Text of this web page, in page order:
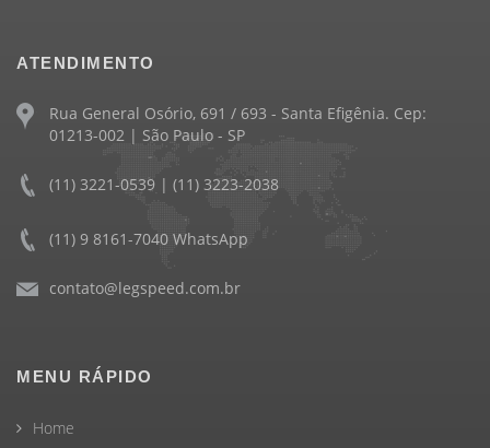
ATENDIMENTO
Rua General Osório, 691 / 693 - Santa Efigênia. Cep:
01213-002 | São Paulo - SP
(11) 3221-0539 | (11) 3223-2038
(11) 9 8161-7040 WhatsApp
contato@legspeed.com.br
MENU RÁPIDO
Home